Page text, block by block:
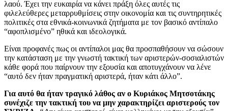
λαού. Έχει την ευκαιρία να κάνει πράξη όλες αυτές τις
φιλελεύθερες μεταρρυθμίσεις στην οικονομία και τις συντηρητικές
πολιτικές στα εθνικά-κοινωνικά ζητήματα με τον βασικό αντίπαλο
“αφοπλισμένο” ηθικά και ιδεολογικά.
Είναι προφανές πως οι αντίπαλοι μας θα προσπαθήσουν να σώσουν
την κατάσταση με την γνωστή τακτική των αριστερών-σοσιαλιστών
κάθε φορά που παίρνουν την εξουσία και αποτυγχάνουν να λένε
“αυτό δεν ήταν πραγματική αριστερά, ήταν κάτι άλλο”.
Για αυτό θα ήταν τραγικό λάθος αν ο Κυριάκος Μητσοτάκης
συνέχιζε την τακτική του να μην χαρακτηρίζει αριστερούς τον